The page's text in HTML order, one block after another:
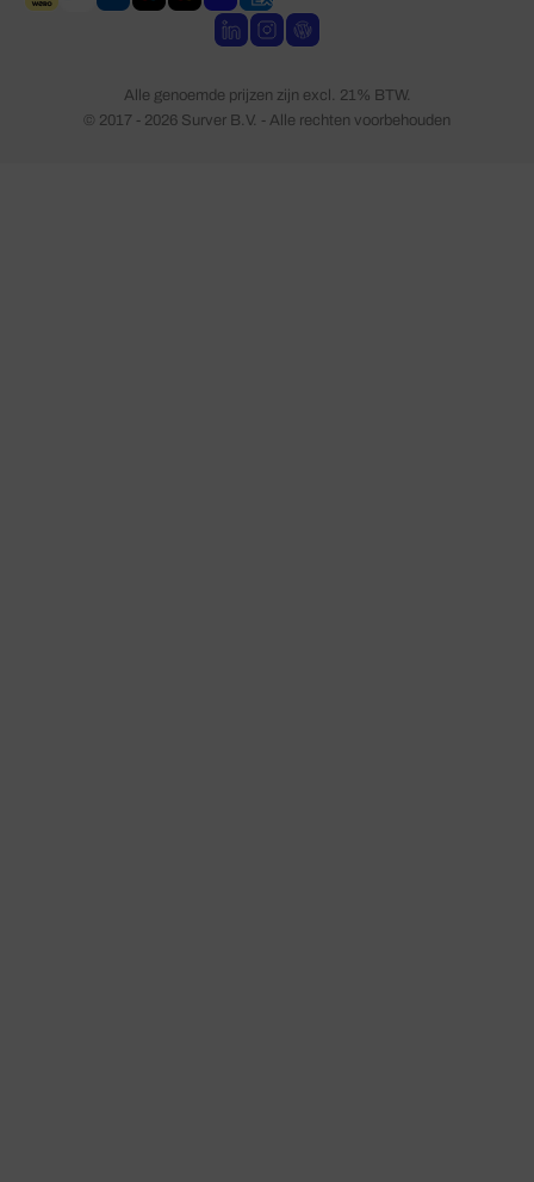
© 2017 - 2026 Surver B.V. - Alle rechten voorbehouden
Alle genoemde prijzen zijn excl. 21% BTW.